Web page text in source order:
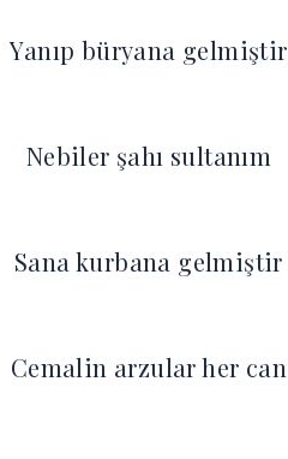
Yanıp büryana gelmiştir
Nebiler şahı sultanım
Sana kurbana gelmiştir
Cemalin arzular her can